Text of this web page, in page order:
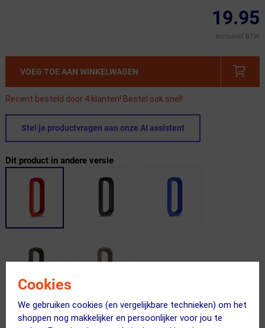
Cookies
We gebruiken cookies (en vergelijkbare technieken) om het
shoppen nog makkelijker en persoonlijker voor jou te
19.95
Inclusief BTW
VOEG TOE AAN WINKELWAGEN
Recent besteld door 4 klanten! Bestel ook snel!
Stel je productvragen aan onze AI assistent
Dit product in andere versie
Gratis verzending vanaf €49